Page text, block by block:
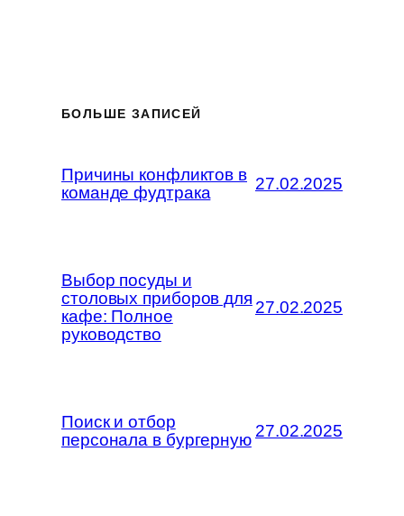
БОЛЬШЕ ЗАПИСЕЙ
Причины конфликтов в
команде фудтрака
27.02.2025
Выбор посуды и
столовых приборов для
кафе: Полное
руководство
27.02.2025
Поиск и отбор
персонала в бургерную 27.02.2025